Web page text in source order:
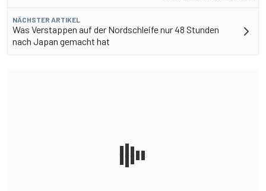
NÄCHSTER ARTIKEL
Was Verstappen auf der Nordschleife nur 48 Stunden
nach Japan gemacht hat